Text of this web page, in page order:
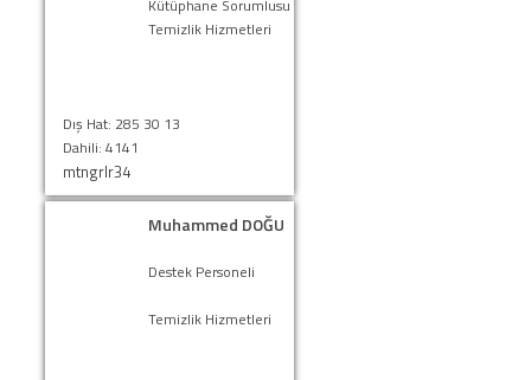
Kütüphane Sorumlusu
Temizlik Hizmetleri
Dış Hat: 285 30 13
Dahili: 4141
mtngrlr34
Muhammed DOĞU
Destek Personeli
Temizlik Hizmetleri